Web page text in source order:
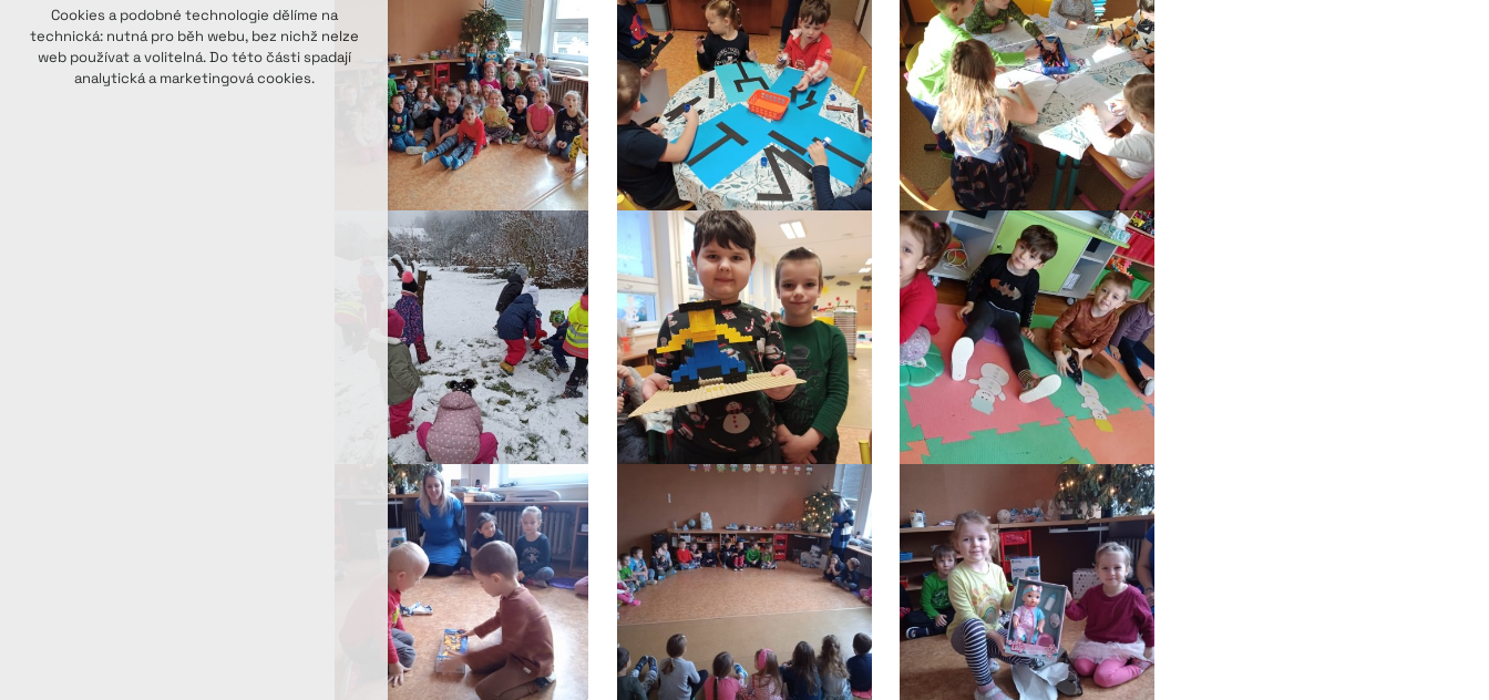
PŘIJMOUT VŠECHNY COOKIES
ODMÍTNOUT VOLITELNÁ
Cookies a podobné technologie dělíme na
technická: nutná pro běh webu, bez nichž nelze
web používat a volitelná. Do této části spadají
analytická a marketingová cookies.